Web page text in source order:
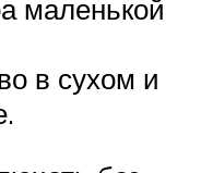
маленькой
в сухом и